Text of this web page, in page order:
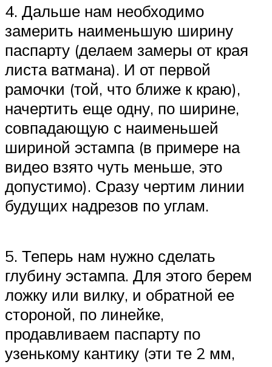
4. Дальше нам необходимо
замерить наименьшую ширину
паспарту (делаем замеры от края
листа ватмана). И от первой
рамочки (той, что ближе к краю),
начертить еще одну, по ширине,
совпадающую с наименьшей
шириной эстампа (в примере на
видео взято чуть меньше, это
допустимо). Сразу чертим линии
будущих надрезов по углам.
5. Теперь нам нужно сделать
глубину эстампа. Для этого берем
ложку или вилку, и обратной ее
стороной, по линейке,
продавливаем паспарту по
узенькому кантику (эти те 2 мм,